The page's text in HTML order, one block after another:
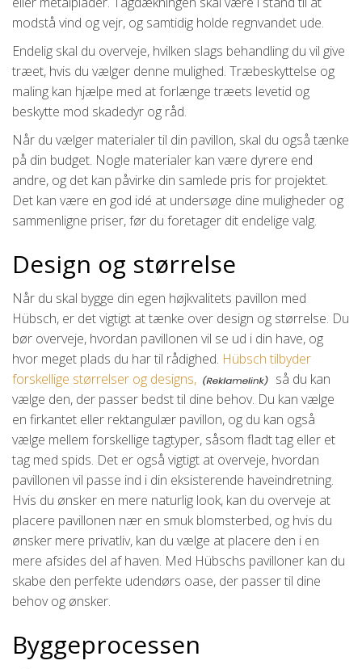
modstå vind og vejr, og samtidig holde regnvandet ude.
Endelig skal du overveje, hvilken slags behandling du vil give
træet, hvis du vælger denne mulighed. Træbeskyttelse og
maling kan hjælpe med at forlænge træets levetid og
beskytte mod skadedyr og råd.
Når du vælger materialer til din pavillon, skal du også tænke
på din budget. Nogle materialer kan være dyrere end
andre, og det kan påvirke din samlede pris for projektet.
Det kan være en god idé at undersøge dine muligheder og
sammenligne priser, før du foretager dit endelige valg.
Design og størrelse
Når du skal bygge din egen højkvalitets pavillon med
Hübsch, er det vigtigt at tænke over design og størrelse. Du
bør overveje, hvordan pavillonen vil se ud i din have, og
hvor meget plads du har til rådighed. Hübsch tilbyder
forskellige størrelser og designs,
så du kan
vælge den, der passer bedst til dine behov. Du kan vælge
en firkantet eller rektangulær pavillon, og du kan også
vælge mellem forskellige tagtyper, såsom fladt tag eller et
tag med spids. Det er også vigtigt at overveje, hvordan
pavillonen vil passe ind i din eksisterende haveindretning.
Hvis du ønsker en mere naturlig look, kan du overveje at
placere pavillonen nær en smuk blomsterbed, og hvis du
ønsker mere privatliv, kan du vælge at placere den i en
mere afsides del af haven. Med Hübschs pavilloner kan du
skabe den perfekte udendørs oase, der passer til dine
behov og ønsker.
Byggeprocessen